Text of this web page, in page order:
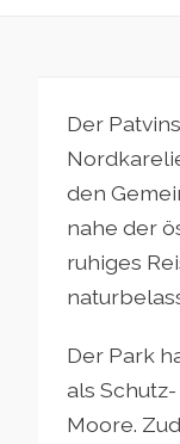
Der
den
nahe der
ruhiges
Der Park
als
Moore.